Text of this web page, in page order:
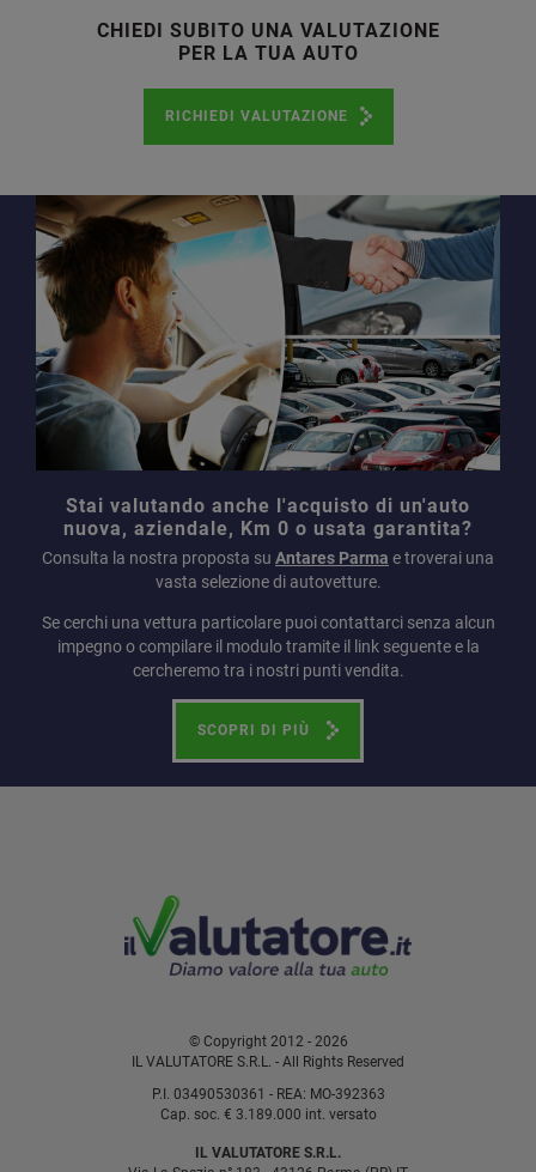
CHIEDI SUBITO UNA VALUTAZIONE
PER LA TUA AUTO
RICHIEDI VALUTAZIONE
Stai valutando anche l'acquisto di un'auto
nuova, aziendale, Km 0 o usata garantita?
Consulta la nostra proposta su Antares Parma e troverai una
vasta selezione di autovetture.
Se cerchi una vettura particolare puoi contattarci senza alcun
impegno o compilare il modulo tramite il link seguente e la
cercheremo tra i nostri punti vendita.
SCOPRI DI PIÙ
© Copyright 2012 - 2026
IL VALUTATORE S.R.L. - All Rights Reserved
P.I. 03490530361 - REA: MO-392363
Cap. soc. € 3.189.000 int. versato
IL VALUTATORE S.R.L.